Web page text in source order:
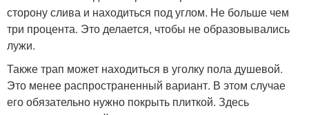
сторону слива и находиться под углом. Не больше чем
три процента. Это делается, чтобы не образовывались
лужи.
Также трап может находиться в уголку пола душевой.
Это менее распространенный вариант. В этом случае
его обязательно нужно покрыть плиткой. Здесь